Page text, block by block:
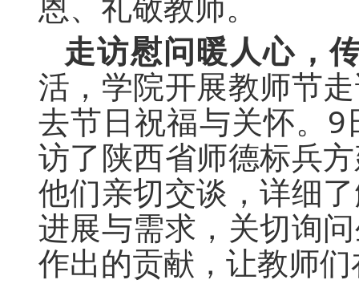
走访慰问暖人心，
活，学院开展教师节
去节日祝福与关怀。
访了陕西省师德标兵
他们亲切交谈，详细
进展与需求，关切询
作出的贡献，让教师